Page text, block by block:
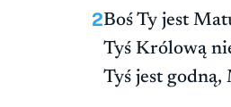
2Boś Ty jest
Tyś Królową
Tyś jest godną,